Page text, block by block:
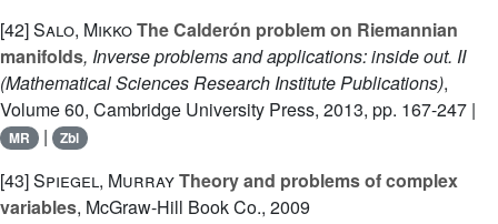
[42]Salo, MikkoThe Calderón problem on Riemannian
manifolds, Inverse problems and applications: inside out. II
(Mathematical Sciences Research Institute Publications),
Volume 60, Cambridge University Press, 2013, pp. 167-247 |
MR | Zbl
[43]Spiegel, MurrayTheory and problems of complex
variables, McGraw-Hill Book Co., 2009